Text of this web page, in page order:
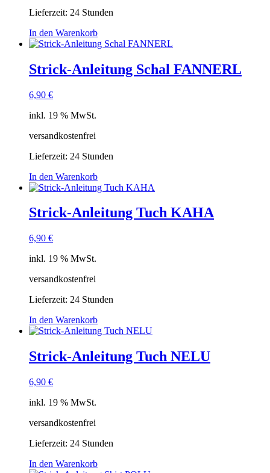
Lieferzeit: 24 Stunden
In den Warenkorb
Strick-Anleitung Schal FANNERL
6,90 €
inkl. 19 % MwSt.
versandkostenfrei
Lieferzeit: 24 Stunden
In den Warenkorb
Strick-Anleitung Tuch KAHA
6,90 €
inkl. 19 % MwSt.
versandkostenfrei
Lieferzeit: 24 Stunden
In den Warenkorb
Strick-Anleitung Tuch NELU
6,90 €
inkl. 19 % MwSt.
versandkostenfrei
Lieferzeit: 24 Stunden
In den Warenkorb